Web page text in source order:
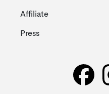
Affiliate
Press